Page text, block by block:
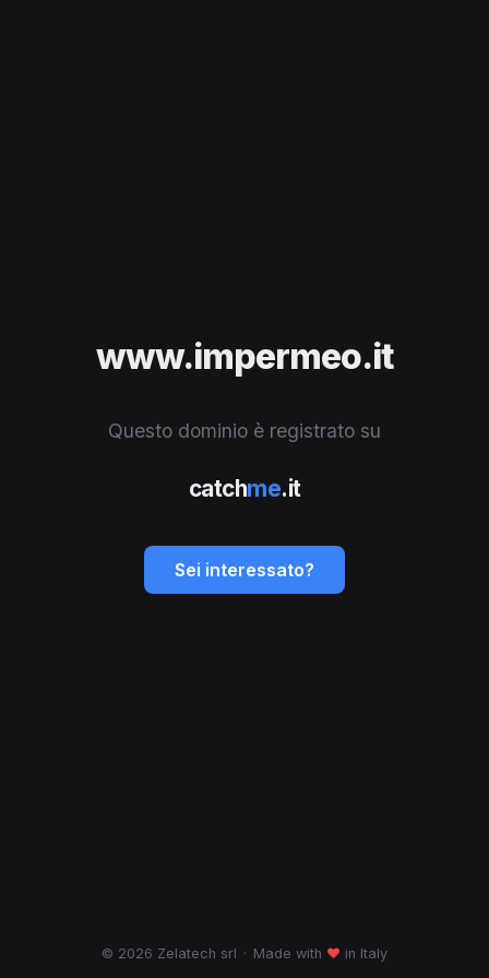
www.impermeo.it
Questo dominio è registrato su
catchme.it
Sei interessato?
© 2026 Zelatech srl · Made with ♥ in Italy